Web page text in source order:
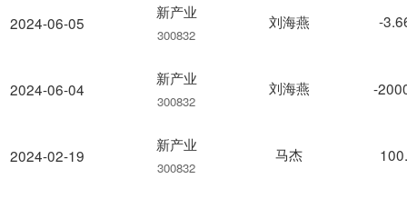
2024-06-05
2024-06-04
2024-02-19
新产业
300832
刘海燕 -
新产业
300832
刘海燕 -
新产业
300832
马杰